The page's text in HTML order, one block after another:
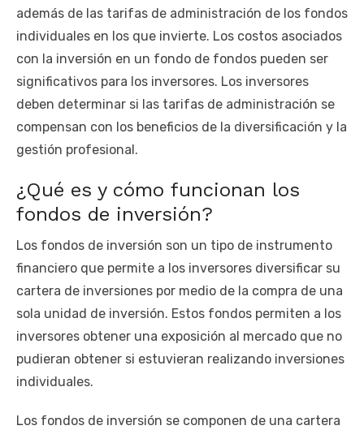
además de las tarifas de administración de los fondos
individuales en los que invierte. Los costos asociados
con la inversión en un fondo de fondos pueden ser
significativos para los inversores. Los inversores
deben determinar si las tarifas de administración se
compensan con los beneficios de la diversificación y la
gestión profesional.
¿Qué es y cómo funcionan los
fondos de inversión?
Los fondos de inversión son un tipo de instrumento
financiero que permite a los inversores diversificar su
cartera de inversiones por medio de la compra de una
sola unidad de inversión. Estos fondos permiten a los
inversores obtener una exposición al mercado que no
pudieran obtener si estuvieran realizando inversiones
individuales.
Los fondos de inversión se componen de una cartera